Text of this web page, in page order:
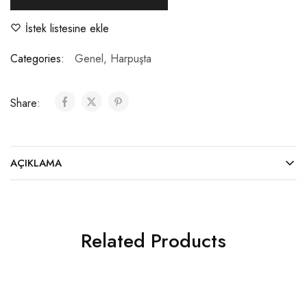
İstek listesine ekle
Categories:
Genel, Harpuşta
Share:
AÇIKLAMA
Related Products